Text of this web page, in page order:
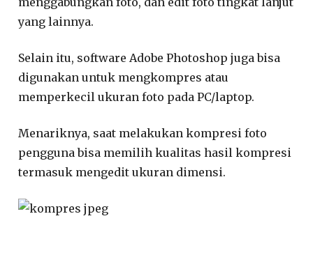
yang lainnya.
Selain itu, software Adobe Photoshop juga bisa
digunakan untuk mengkompres atau
memperkecil ukuran foto pada PC/laptop.
Menariknya, saat melakukan kompresi foto
pengguna bisa memilih kualitas hasil kompresi
termasuk mengedit ukuran dimensi.